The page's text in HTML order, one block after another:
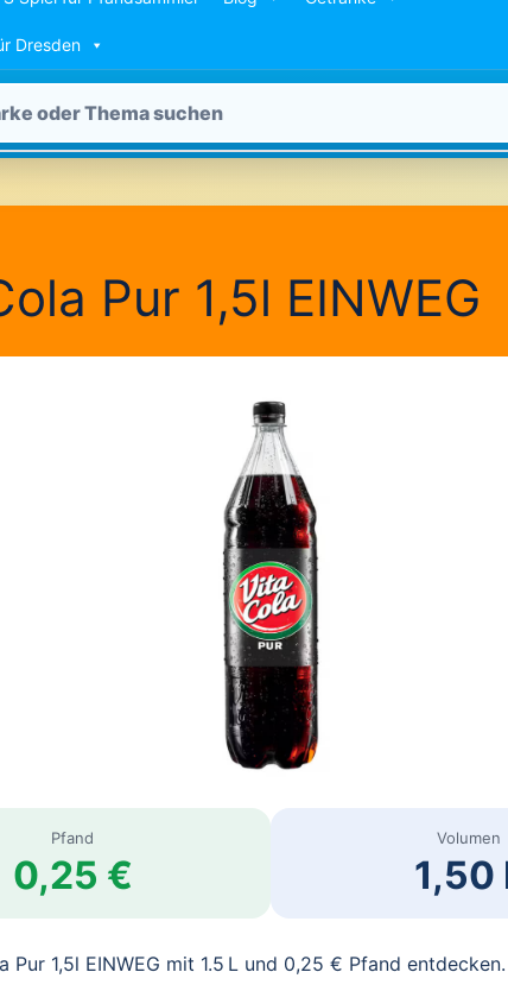
Dresden
Pur 1,5l EINWEG
Pfand
0,25 €
Volumen
1,50
Pur 1,5l EINWEG mit 1.5 L und 0,25 € Pfand entdecken.